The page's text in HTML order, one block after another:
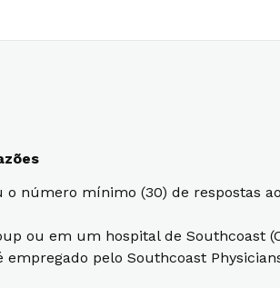
número mínimo (30) de respostas
ou em um hospital de Southcoast
pelo Southcoast